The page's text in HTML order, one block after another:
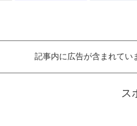
記事内に広告が含まれて
ス